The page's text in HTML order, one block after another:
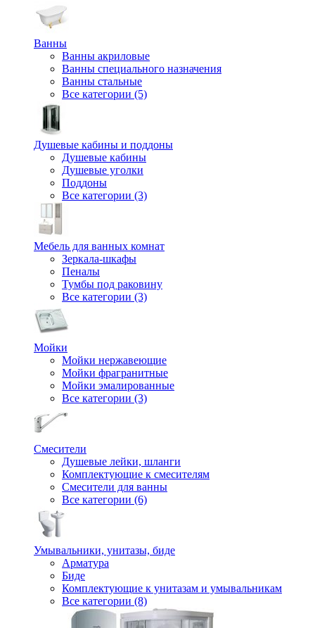
Ванны
Ванны акриловые
Ванны специального назначения
Ванны стальные
Все категории (5)
Душевые кабины и поддоны
Душевые кабины
Душевые уголки
Поддоны
Все категории (3)
Мебель для ванных комнат
Зеркала-шкафы
Пеналы
Тумбы под раковину
Все категории (3)
Мойки
Мойки нержавеющие
Мойки фрагранитные
Мойки эмалированные
Все категории (3)
Смесители
Душевые лейки, шланги
Комплектующие к смесителям
Смесители для ванны
Все категории (6)
Умывальники, унитазы, биде
Арматура
Биде
Комплектующие к унитазам и умывальникам
Все категории (8)